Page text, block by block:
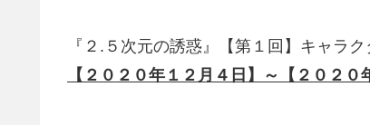
『２.５次元の誘惑』【第１回】キャラ
【２０２０年１２月４日】～【２０２